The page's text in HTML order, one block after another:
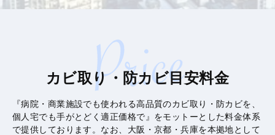
カビ取り・防カビ目安料金
『病院・商業施設でも使われる高品質のカビ取り・防カビを、
個人宅でも手がとどく適正価格で』をモットーとした料金体系
で提供しております。なお、大阪・京都・兵庫を本拠地として